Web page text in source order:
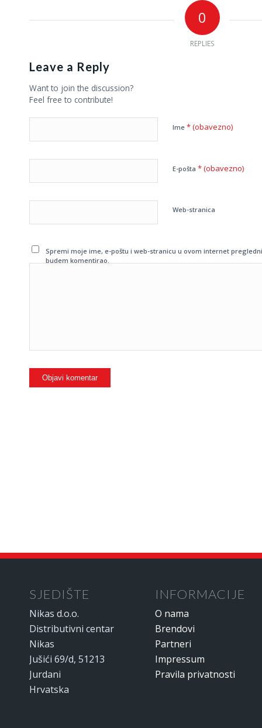
0
REPLIES
Leave a Reply
Want to join the discussion?
Feel free to contribute!
Ime * (obavezno)
E-pošta * (obavezno)
Web-stranica
Spremi moje ime, e-poštu i web-stranicu u ovom internet
budem komentirao.
SJEDIŠTE
Nikas d.o.o.
Distributivni centar
Nikas
Jušići 69/d, 51213
Jurdani
Hrvatska
INFORMACIJE
O nama
Brendovi
Partneri
Impressum
Pravila privatnosti